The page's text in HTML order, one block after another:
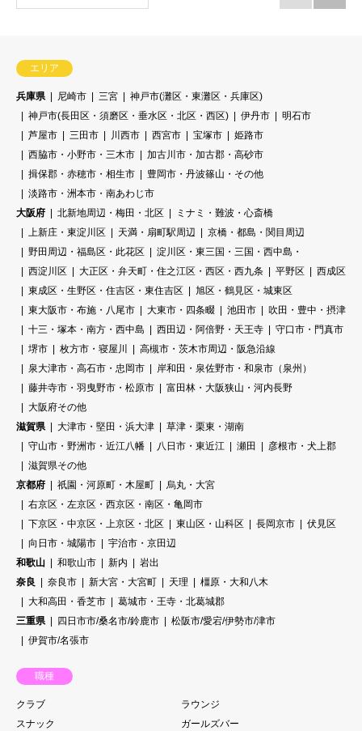
エリア
兵庫県 尼崎市 三宮
神戸市(灘区・東灘区・兵庫区)
神戸市(長田区・須磨区・垂水区・北区・西区)
伊丹市
明石市
芦屋市
三田市 川西市 西宮市 宝塚市
姫路市
西脇市・小野市・三木市
加古川市・加古郡・高砂市
揖保郡・赤穂市・相生市
豊岡市・丹波篠山・その他
淡路市・洲本市・南あわじ市
大阪府
北新地周辺・梅田・北区
ミナミ・難波・心斎橋
上新庄・東淀川区
天満・扇町駅周辺
京橋・都島・関目周辺
野田周辺・福島区・此花区
淀川区・東三国・三国・西中島・
西淀川区
大正区・弁天町・住之江区・西区・西九条 平野区
西成区
東成区・生野区・住吉区・東住吉区
旭区・鶴見区・城東区
東大阪市・布施・八尾市
大東市・四条畷 池田市
吹田・豊中・摂津
十三・塚本・南方・西中島
西田辺・阿倍野・天王寺
守口市・門真市
堺市
枚方市・寝屋川
高槻市・茨木市周辺・阪急沿線
泉大津市・高石市・忠岡市
岸和田・泉佐野市・和泉市（泉州）
藤井寺市・羽曳野市・松原市
富田林・大阪狭山・河内長野
大阪府その他
滋賀県
大津市・堅田・浜大津
草津・栗東・湖南
守山市・野洲市・近江八幡
八日市・東近江 瀬田
彦根市・犬上郡
滋賀県その他
京都府
祇園・河原町・木屋町
烏丸・大宮
右京区・左京区・西京区・南区・亀岡市
下京区・中京区・上京区・北区
東山区・山科区 長岡京市
伏見区
向日市・城陽市
宇治市・京田辺
和歌山
和歌山市 新内
岩出
奈良
奈良市 新大宮・大宮町 天理
橿原・大和八木
大和高田・香芝市
葛城市・王寺・北葛城郡
三重県
四日市市/桑名市/鈴鹿市
松阪市/愛宕/伊勢市/津市
伊賀市/名張市
職種
クラブ
ラウンジ
スナック
ガールズバー